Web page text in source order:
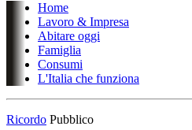
Home
Lavoro & Impresa
Abitare oggi
Famiglia
Consumi
L'Italia che funziona
Ricordo Pubblico